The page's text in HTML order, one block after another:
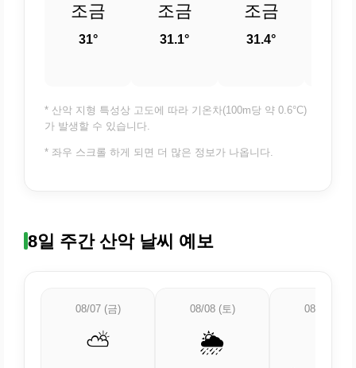
조금
31°
조금
31.1°
조금
31.4°
* 산악 지형 특성상 고도에 따라 기온차(100m당 약 0.6°C)
가 발생할 수 있습니다.
* 좌우 스크롤 하게 되면 더 많은 정보가 나옵니다.
8일 주간 산악 날씨 예보
08/07 (금)
⛅
08/08 (토)
🌦️
08/09 (일)